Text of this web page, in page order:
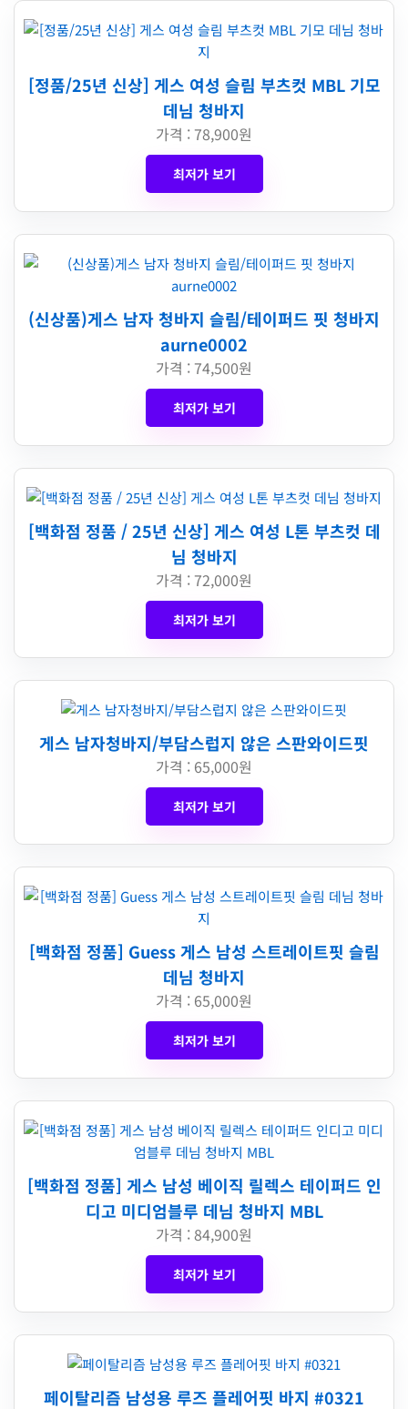
[정품/25년 신상] 게스 여성 슬림 부츠컷 MBL 기모
데님 청바지
가격 : 78,900원
최저가 보기
(신상품)게스 남자 청바지 슬림/테이퍼드 핏 청바지
aurne0002
가격 : 74,500원
최저가 보기
[백화점 정품 / 25년 신상] 게스 여성 L톤 부츠컷 데
님 청바지
가격 : 72,000원
최저가 보기
게스 남자청바지/부담스럽지 않은 스판와이드핏
가격 : 65,000원
최저가 보기
[백화점 정품] Guess 게스 남성 스트레이트핏 슬림
데님 청바지
가격 : 65,000원
최저가 보기
[백화점 정품] 게스 남성 베이직 릴렉스 테이퍼드 인
디고 미디엄블루 데님 청바지 MBL
가격 : 84,900원
최저가 보기
페이탈리즘 남성용 루즈 플레어핏 바지 #0321